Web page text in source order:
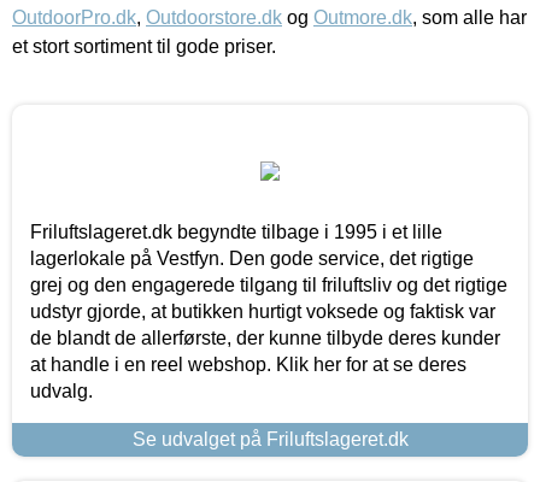
OutdoorPro.dk, Outdoorstore.dk og Outmore.dk, som alle har
et stort sortiment til gode priser.
Friluftslageret.dk begyndte tilbage i 1995 i et lille
lagerlokale på Vestfyn. Den gode service, det rigtige
grej og den engagerede tilgang til friluftsliv og det rigtige
udstyr gjorde, at butikken hurtigt voksede og faktisk var
de blandt de allerførste, der kunne tilbyde deres kunder
at handle i en reel webshop. Klik her for at se deres
udvalg.
Se udvalget på Friluftslageret.dk